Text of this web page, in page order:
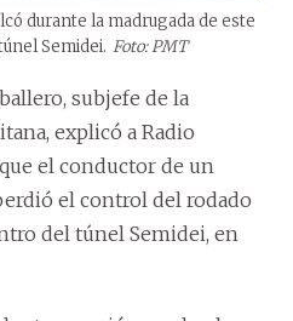
durante la madrugada de este
Semidei. Foto: PMT
subjefe de la
explicó a Radio
el conductor de un
el control del rodado
del túnel Semidei, en